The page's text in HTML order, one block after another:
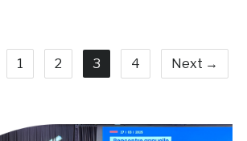
1 2 3 4 Next →